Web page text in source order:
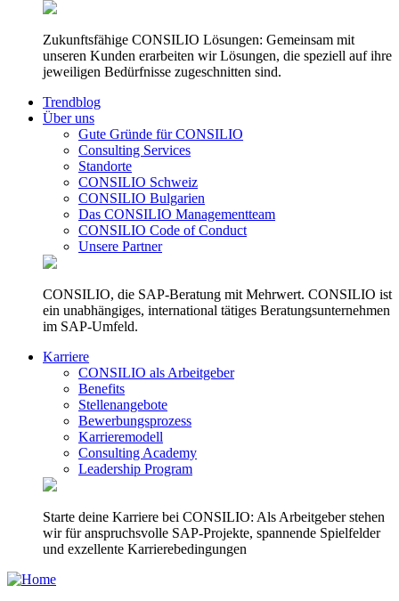
Zukunftsfähige CONSILIO Lösungen: Gemeinsam mit
unseren Kunden erarbeiten wir Lösungen, die speziell auf ihre
jeweiligen Bedürfnisse zugeschnitten sind.
Trendblog
Über uns
Gute Gründe für CONSILIO
Consulting Services
Standorte
CONSILIO Schweiz
CONSILIO Bulgarien
Das CONSILIO Managementteam
CONSILIO Code of Conduct
Unsere Partner
CONSILIO, die SAP-Beratung mit Mehrwert. CONSILIO ist
ein unabhängiges, international tätiges Beratungsunternehmen
im SAP-Umfeld.
Karriere
CONSILIO als Arbeitgeber
Benefits
Stellenangebote
Bewerbungsprozess
Karrieremodell
Consulting Academy
Leadership Program
Starte deine Karriere bei CONSILIO: Als Arbeitgeber stehen
wir für anspruchsvolle SAP-Projekte, spannende Spielfelder
und exzellente Karrierebedingungen